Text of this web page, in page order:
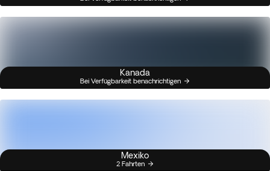
Kanada
Bei Verfügbarkeit benachrichtigen
Mexiko
2 Fahrten